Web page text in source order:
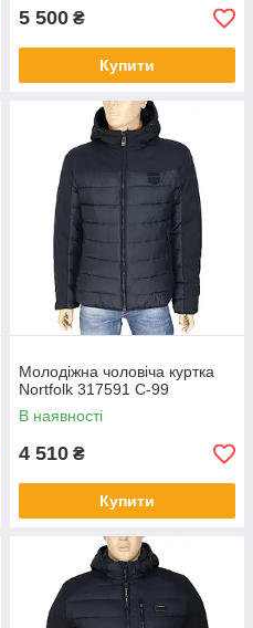
5 500 ₴
Купити
Молодіжна чоловіча куртка
Nortfolk 317591 C-99
В наявності
4 510 ₴
Купити